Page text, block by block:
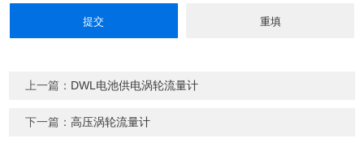
上一篇： DWL电池供电涡轮流量计
下一篇：高压涡轮流量计